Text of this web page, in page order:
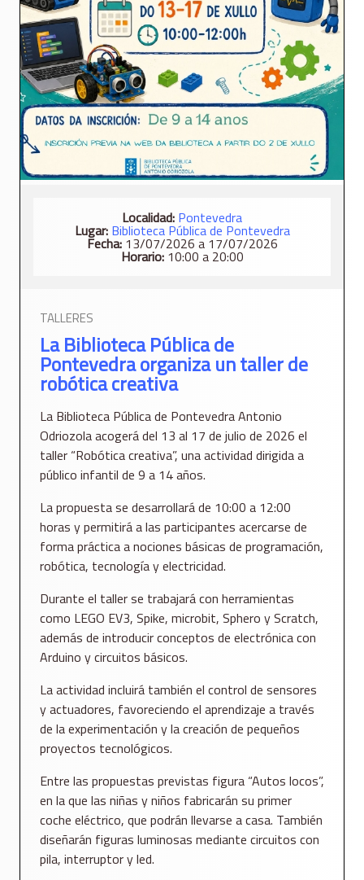
Localidad: Pontevedra
Lugar: Biblioteca Pública de Pontevedra
Fecha:13/07/2026 a 17/07/2026
Horario:10:00 a 20:00
TALLERES
La Biblioteca Pública de
Pontevedra organiza un taller de
robótica creativa
La Biblioteca Pública de Pontevedra Antonio
Odriozola acogerá del 13 al 17 de julio de 2026 el
taller “Robótica creativa”, una actividad dirigida a
público infantil de 9 a 14 años.
La propuesta se desarrollará de 10:00 a 12:00
horas y permitirá a las participantes acercarse de
forma práctica a nociones básicas de programación,
robótica, tecnología y electricidad.
Durante el taller se trabajará con herramientas
como LEGO EV3, Spike, microbit, Sphero y Scratch,
además de introducir conceptos de electrónica con
Arduino y circuitos básicos.
La actividad incluirá también el control de sensores
y actuadores, favoreciendo el aprendizaje a través
de la experimentación y la creación de pequeños
proyectos tecnológicos.
Entre las propuestas previstas figura “Autos locos”,
en la que las niñas y niños fabricarán su primer
coche eléctrico, que podrán llevarse a casa. También
diseñarán figuras luminosas mediante circuitos con
pila, interruptor y led.